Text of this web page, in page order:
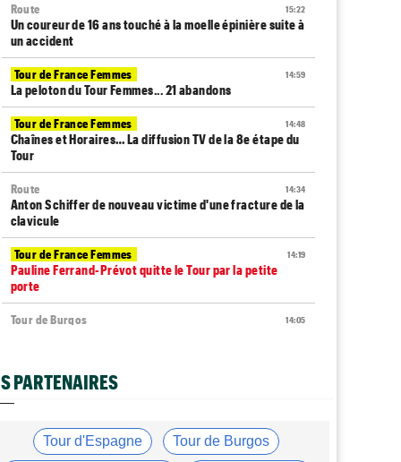
15:22
Route
Un coureur de 16 ans touché à la moelle épinière suite à
un accident
14:59
Tour de France Femmes
La peloton du Tour Femmes... 21 abandons
14:48
Tour de France Femmes
Chaînes et Horaires… La diffusion TV de la 8e étape du
Tour
14:34
Route
Anton Schiffer de nouveau victime d'une fracture de la
clavicule
14:19
Tour de France Femmes
Pauline Ferrand-Prévot quitte le Tour par la petite
porte
14:05
Tour de Burgos
Tour de France Femmes
Lorena Wiebes : "La 8e étape ? Nous l'avons ciblé..."
Tour de France Femmes
Antonia Niedermaier : "Kasia ? J’ai toujours cru en elle"
PARTENAIRES
Tour d'Espagne Tour de Burgos